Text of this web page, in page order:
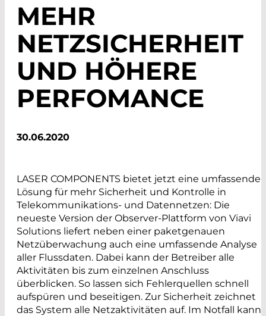
MEHR
NETZSICHERHEIT
UND HÖHERE
PERFOMANCE
30.06.2020
LASER COMPONENTS bietet jetzt eine umfassende
Lösung für mehr Sicherheit und Kontrolle in
Telekommunikations- und Datennetzen: Die
neueste Version der Observer-Plattform von Viavi
Solutions liefert neben einer paketgenauen
Netzüberwachung auch eine umfassende Analyse
aller Flussdaten. Dabei kann der Betreiber alle
Aktivitäten bis zum einzelnen Anschluss
überblicken. So lassen sich Fehlerquellen schnell
aufspüren und beseitigen. Zur Sicherheit zeichnet
das System alle Netzaktivitäten auf. Im Notfall kann